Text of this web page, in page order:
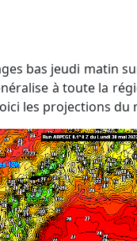
à toute la
les projections du